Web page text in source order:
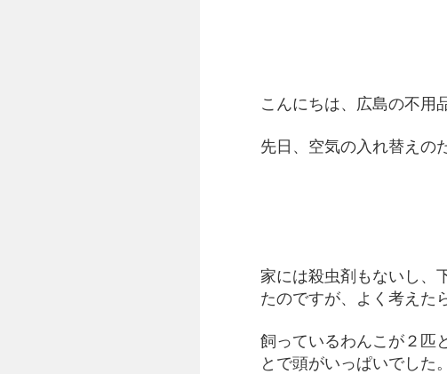
こんにちは、広島の不用
先日、空気の入れ替えの
家には殺虫剤もないし、
たのですが、よく考えた
飼っているわんこが２匹
とで頭がいっぱいでした。